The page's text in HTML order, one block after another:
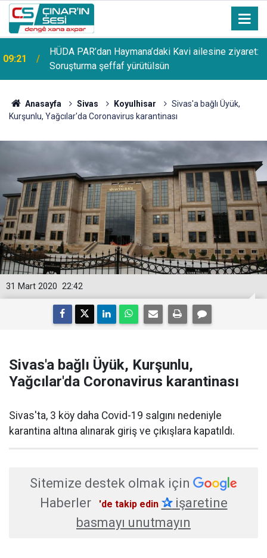
09:21
HÜDA PAR’dan Haymana’daki Kavi ailesine ziyaret:
Soruşturma şeffaf yürütülsün
Anasayfa Sivas Koyulhisar
Sivas'a bağlı Üyük,
Kurşunlu, Yağcılar'da Coronavirus karantinası
22:42
31 Mart 2020
Sivas'a bağlı Üyük, Kurşunlu,
Yağcılar'da Coronavirus karantinası
​Sivas'ta, 3 köy daha Covid-19 salgını nedeniyle
karantina altına alınarak giriş ve çıkışlara kapatıldı.
Sitemize destek olmak için
Haberler
'de takip edin ✰işaretine
basmayı unutmayın